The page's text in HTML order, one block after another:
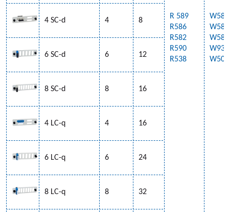
R 589
R586
R582
R590
R538
W587
W583
W584
W933
W505
4 SC-d 4 8
6 SC-d 6 12
8 SC-d 8 16
4 LC-q 4 16
6 LC-q 6 24
8 LC-q 8 32